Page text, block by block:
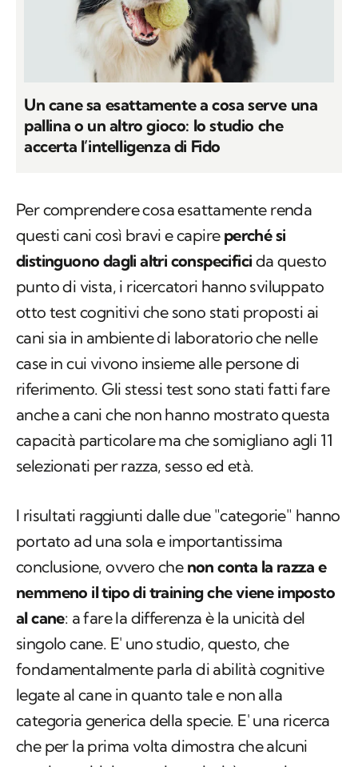
Un cane sa esattamente a cosa serve una
pallina o un altro gioco: lo studio che
accerta l’intelligenza di Fido
Per comprendere cosa esattamente renda
questi cani così bravi e capire perché si
distinguono dagli altri conspecifici da questo
punto di vista, i ricercatori hanno sviluppato
otto test cognitivi che sono stati proposti ai
cani sia in ambiente di laboratorio che nelle
case in cui vivono insieme alle persone di
riferimento. Gli stessi test sono stati fatti fare
anche a cani che non hanno mostrato questa
capacità particolare ma che somigliano agli 11
selezionati per razza, sesso ed età.
I risultati raggiunti dalle due "categorie" hanno
portato ad una sola e importantissima
conclusione, ovvero che non conta la razza e
nemmeno il tipo di training che viene imposto
al cane: a fare la differenza è la unicità del
singolo cane. E' uno studio, questo, che
fondamentalmente parla di abilità cognitive
legate al cane in quanto tale e non alla
categoria generica della specie. E' una ricerca
che per la prima volta dimostra che alcuni